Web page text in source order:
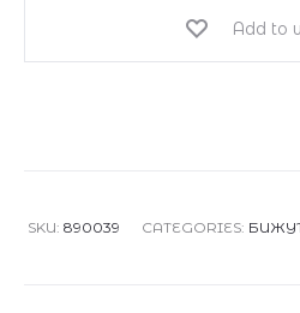
Add to
SKU: 890039 CATEGORIES: